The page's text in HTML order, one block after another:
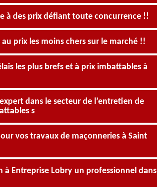
à des prix défiant toute concurrence !!
prix les moins chers sur le marché !!
les plus brefs et à prix imbattables à
dans le secteur de l’entretien de
s
vos travaux de maçonneries à Saint
Entreprise Lobry un professionnel dans